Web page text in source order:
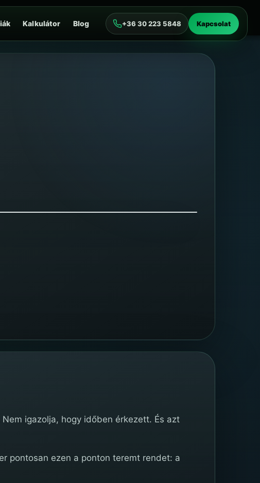
Kalkulátor Blog +36 30 223 5848 Kapcsolat
igazolja, hogy időben érkezett. És azt
pontosan ezen a ponton teremt rendet: a